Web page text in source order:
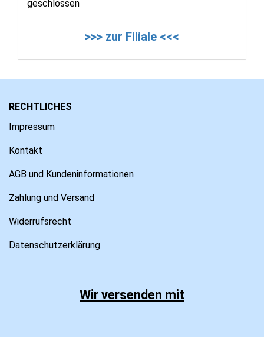
geschlossen
>>> zur Filiale <<<
RECHTLICHES
Impressum
Kontakt
AGB und Kundeninformationen
Zahlung und Versand
Widerrufsrecht
Datenschutzerklärung
Wir versenden mit